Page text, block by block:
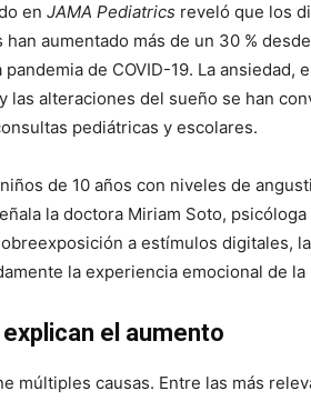
en JAMA Pediatrics reveló que los
aumentado más de un 30 %
de COVID-19. La ansiedad,
las alteraciones del sueño se han
pediátricas y escolares.
de 10 años con niveles de
la doctora Miriam Soto,
a estímulos digitales,
la experiencia emocional de la
el aumento
múltiples causas. Entre las más